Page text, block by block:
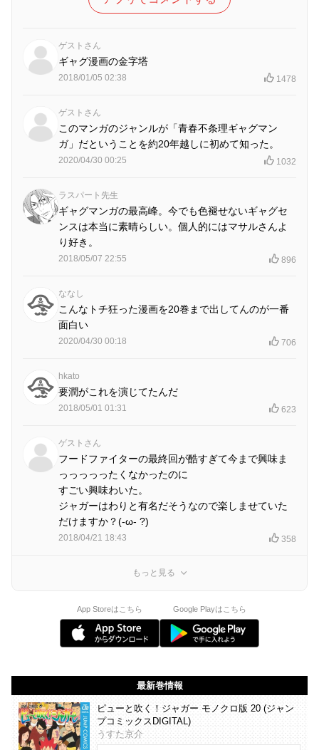
ゲストさん
ギャグ漫画の金字塔
2018/01/05 02:38 1478
ゲストさん
このマンガのジャンルが「青春不条理ギャグマン
ガ」だということを約20年越しに初めて知った。
2020/04/30 00:25 1032
ラスパート先生
ギャグマンガの最高峰。今でも色褪せないギャグセ
ンスは本当に素晴らしい。個人的にはマサルさんよ
り好き。
2018/05/07 22:55 896
ななし
こんなトチ狂った漫画を20巻まで出してんのが一番
面白い
2020/04/30 00:18 706
hkato
要潤がこれを演じてたんだ
2018/05/01 01:31 623
ゲストさん
フードファイターの最終回が酷すぎて今まで興味ま
っっっっったくなかったのに
すごい興味わいた。
ジャガーはわりと有名だそうなので楽しませていた
だけますか？(-ω- ?)
2018/04/21 18:43 358
もっと見る
App Storeはこちら Google Playはこちら
最新巻情報
ピューと吹く！ジャガー モノクロ版 20 (ジャン
プコミックスDIGITAL)
うすた京介